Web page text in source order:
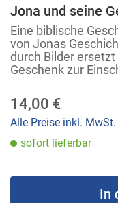
Jona und seine
Eine biblische
von Jonas
durch Bilder
Geschenk zur
14,00 €
Alle Preise inkl.
sofort lieferbar
In